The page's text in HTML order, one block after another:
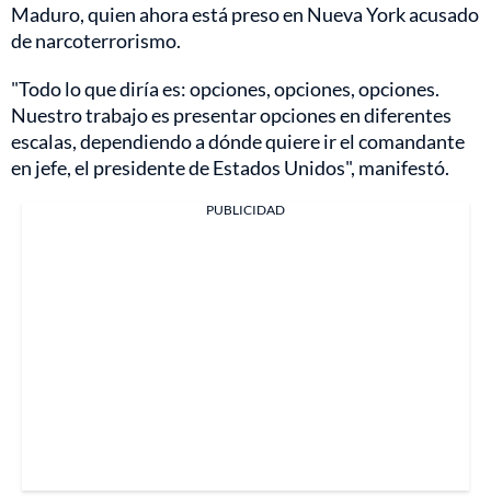
Maduro, quien ahora está preso en Nueva York acusado
de narcoterrorismo.
"Todo lo que diría es: opciones, opciones, opciones.
Nuestro trabajo es presentar opciones en diferentes
escalas, dependiendo a dónde quiere ir el comandante
en jefe, el presidente de Estados Unidos", manifestó.
PUBLICIDAD